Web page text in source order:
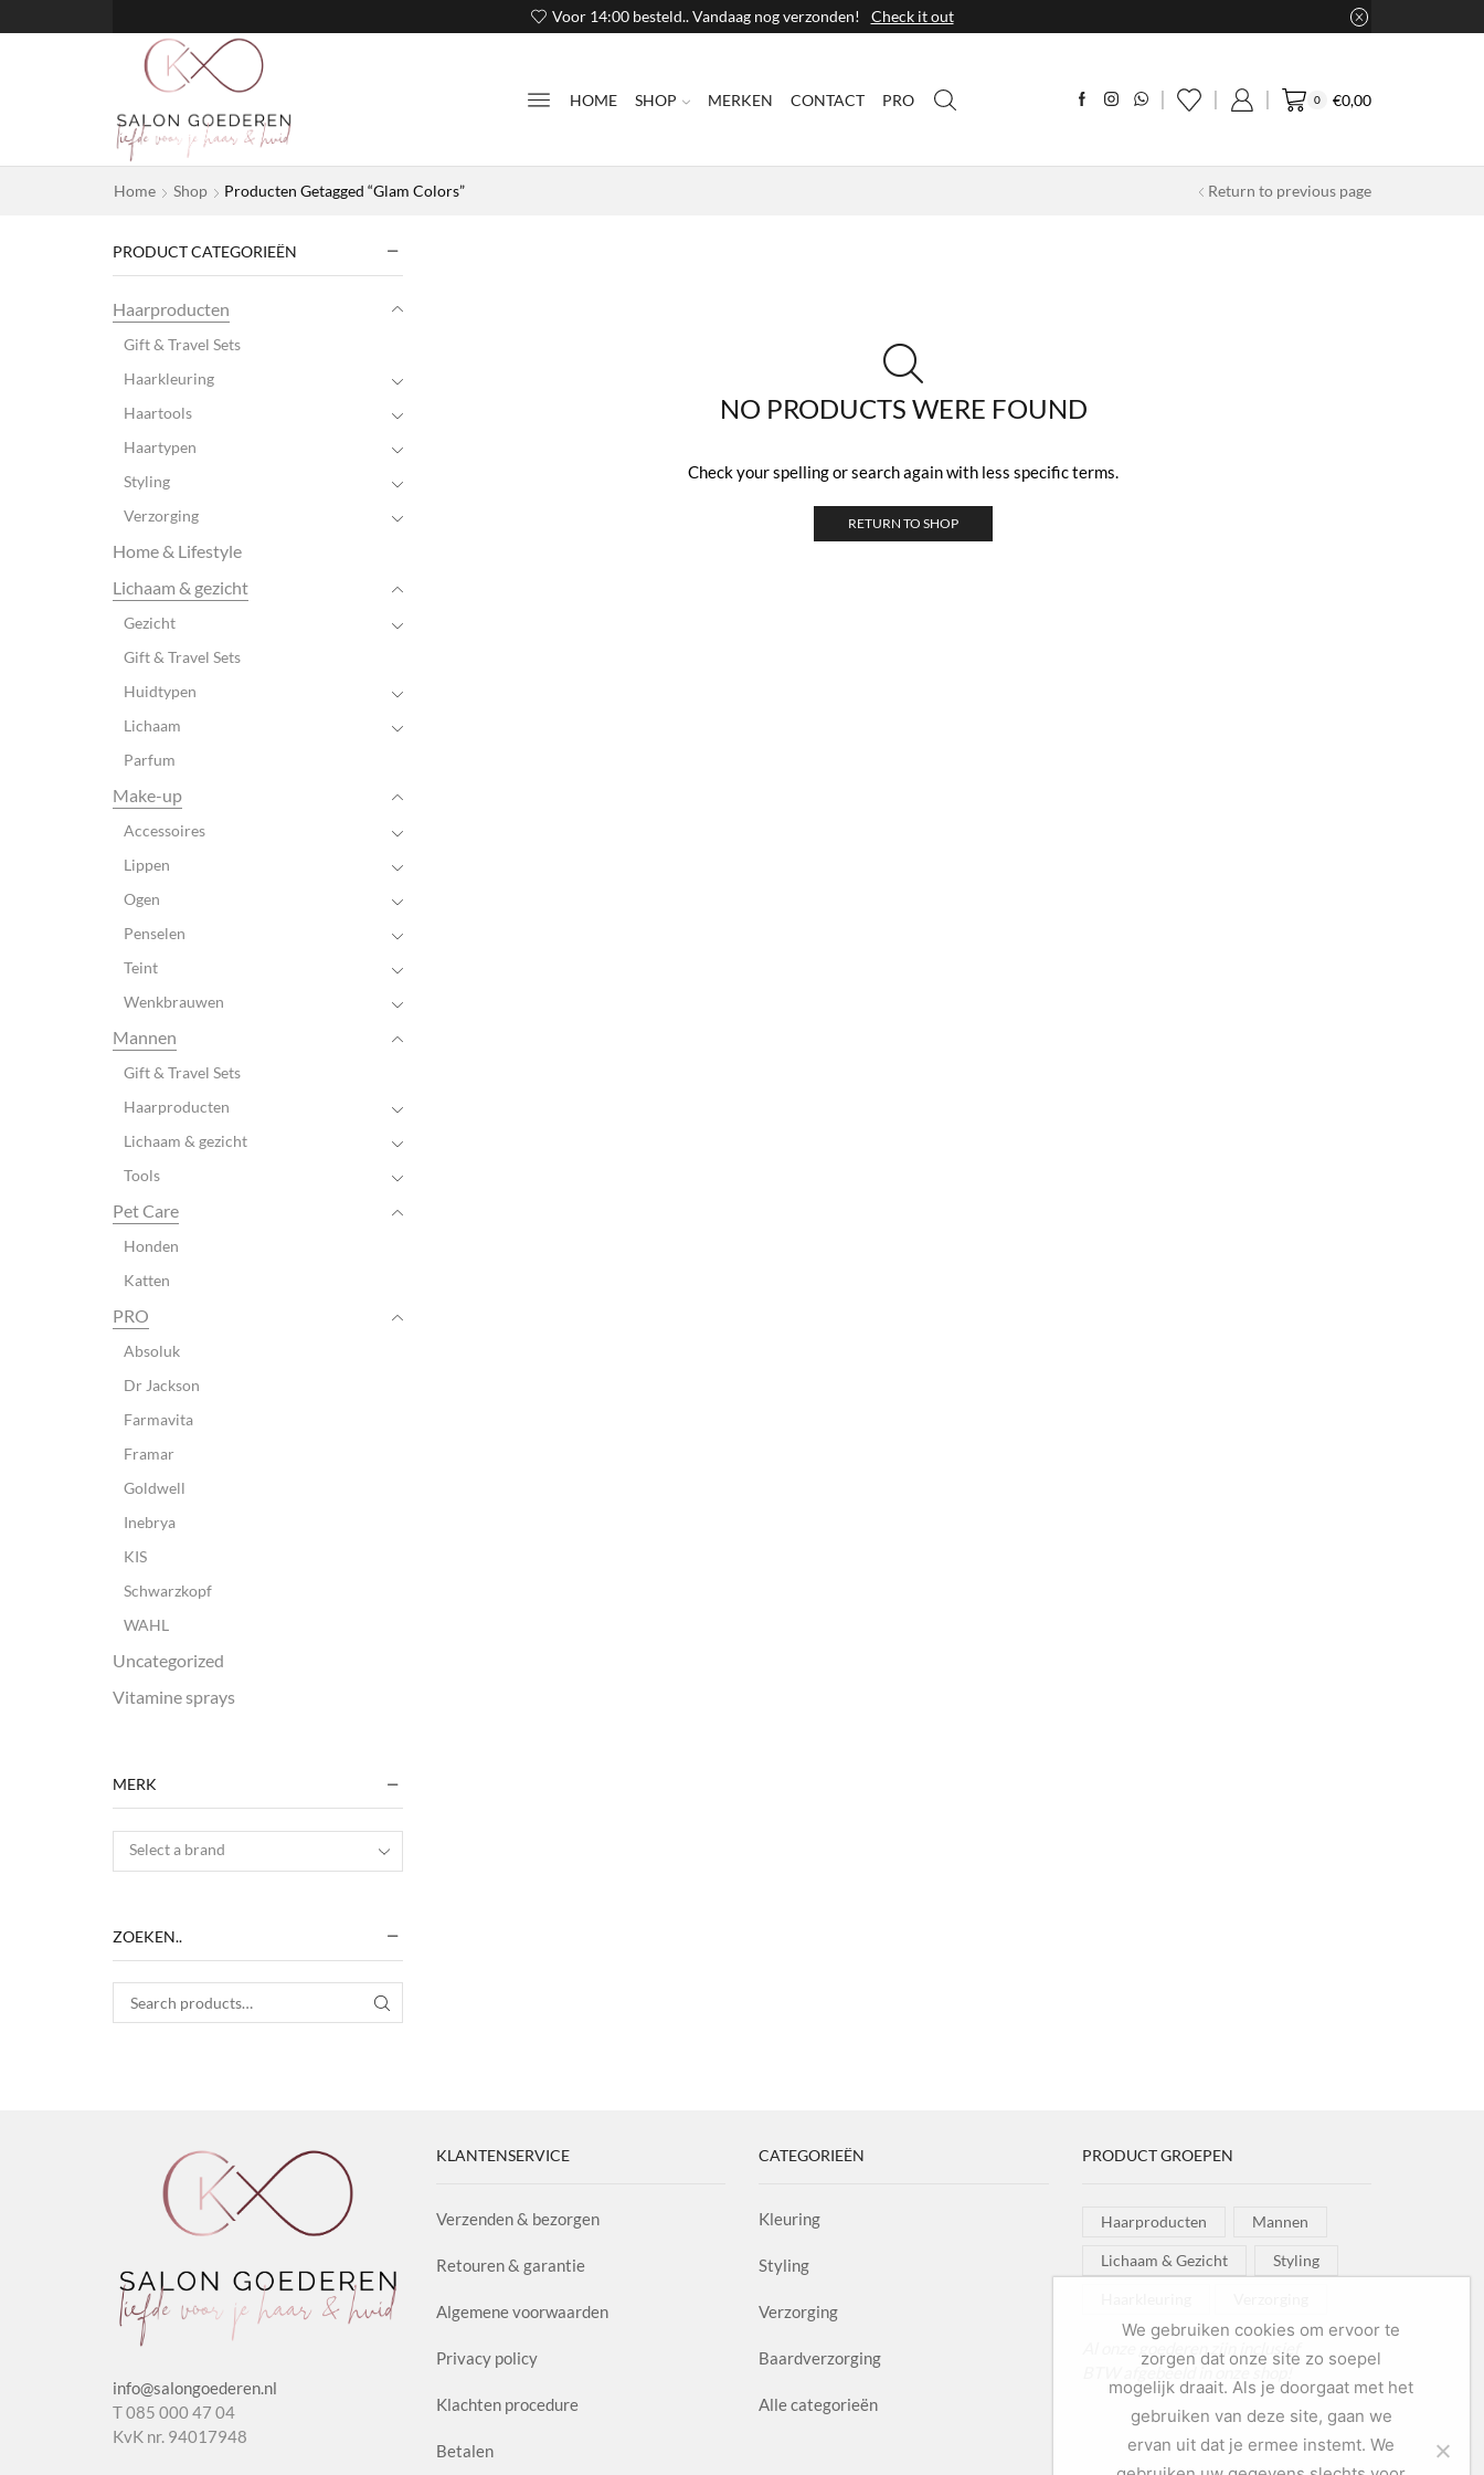
Voor 14:00 besteld.. Vandaag nog verzonden! Check it out
HOME SHOP MERKEN CONTACT PRO 0 €0,00
Home Shop Producten Getagged “Glam Colors” Return to previous page
NO PRODUCTS WERE FOUND
Check your spelling or search again with less specific terms.
RETURN TO SHOP
PRODUCT CATEGORIEËN
Haarproducten
Gift & Travel Sets
Haarkleuring
Haartools
Haartypen
Styling
Verzorging
Home & Lifestyle
Lichaam & gezicht
Gezicht
Gift & Travel Sets
Huidtypen
Lichaam
Parfum
Make-up
Accessoires
Lippen
Ogen
Penselen
Teint
Wenkbrauwen
Mannen
Gift & Travel Sets
Haarproducten
Lichaam & gezicht
Tools
Pet Care
Honden
Katten
PRO
Absoluk
Dr Jackson
Farmavita
Framar
Goldwell
Inebrya
KIS
Schwarzkopf
WAHL
Uncategorized
Vitamine sprays
MERK
Select a brand
ZOEKEN..
Search for: SEARCH
info@salongoederen.nl
T 085 000 47 04
KvK nr. 94017948
KLANTENSERVICE
Verzenden & bezorgen
Retouren & garantie
Algemene voorwaarden
Privacy policy
Klachten procedure
Betalen
CATEGORIEËN
Kleuring
Styling
Verzorging
Baardverzorging
Alle categorieën
PRODUCT GROEPEN
Haarproducten Mannen
Lichaam & Gezicht Styling
Al onze goederen zijn inclusief
BTW afgebeeld in onze shop!
We gebruiken cookies om ervoor te
zorgen dat onze site zo soepel
mogelijk draait. Als je doorgaat met het
gebruiken van deze site, gaan we
ervan uit dat je ermee instemt. We